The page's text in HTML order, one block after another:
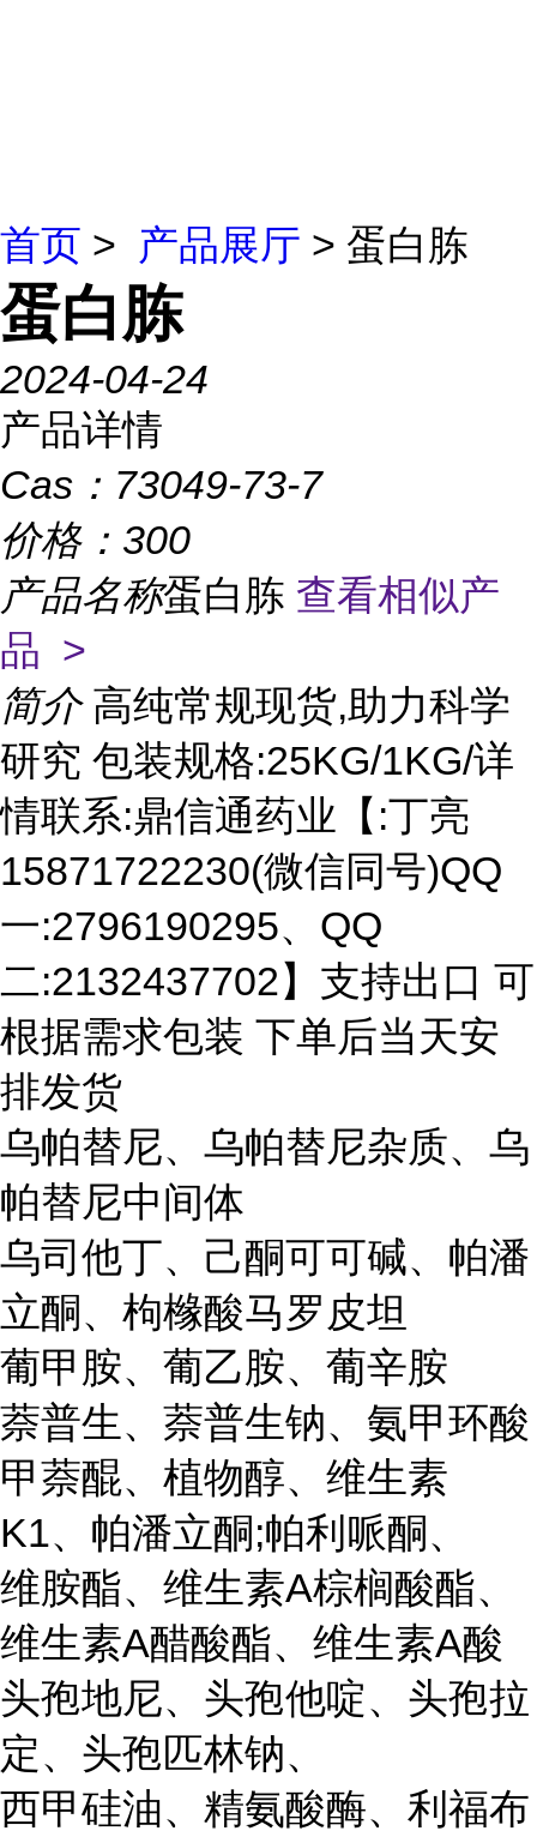
首页 > 产品展厅 > 蛋白胨
蛋白胨
2024-04-24
产品详情
Cas： 73049-73-7
价格： 300
产品名称蛋白胨 查看相似产
品 >
简介 高纯常规现货,助力科学
研究 包装规格:25KG/1KG/详
情联系:鼎信通药业【:丁亮
15871722230(微信同号)QQ
一:2796190295、QQ
二:2132437702】支持出口 可
根据需求包装 下单后当天安
排发货
乌帕替尼、乌帕替尼杂质、乌
帕替尼中间体
乌司他丁、己酮可可碱、帕潘
立酮、枸橼酸马罗皮坦
葡甲胺、葡乙胺、葡辛胺
萘普生、萘普生钠、氨甲环酸
甲萘醌、植物醇、维生素
K1、帕潘立酮;帕利哌酮、
维胺酯、维生素A棕榈酸酯、
维生素A醋酸酯、维生素A酸
头孢地尼、头孢他啶、头孢拉
定、头孢匹林钠、
西甲硅油、精氨酸酶、利福布